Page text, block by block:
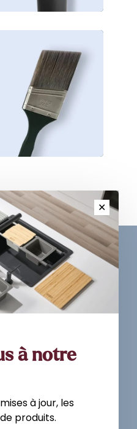
à notre
recevez les
à jour, les
✕
à notre
à jour, les
produits.